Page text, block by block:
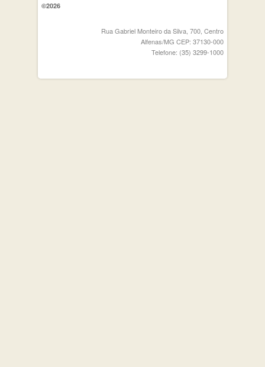
©2026
Rua Gabriel Monteiro da Silva, 700, Centro
Alfenas/MG CEP: 37130-000
Telefone: (35) 3299-1000